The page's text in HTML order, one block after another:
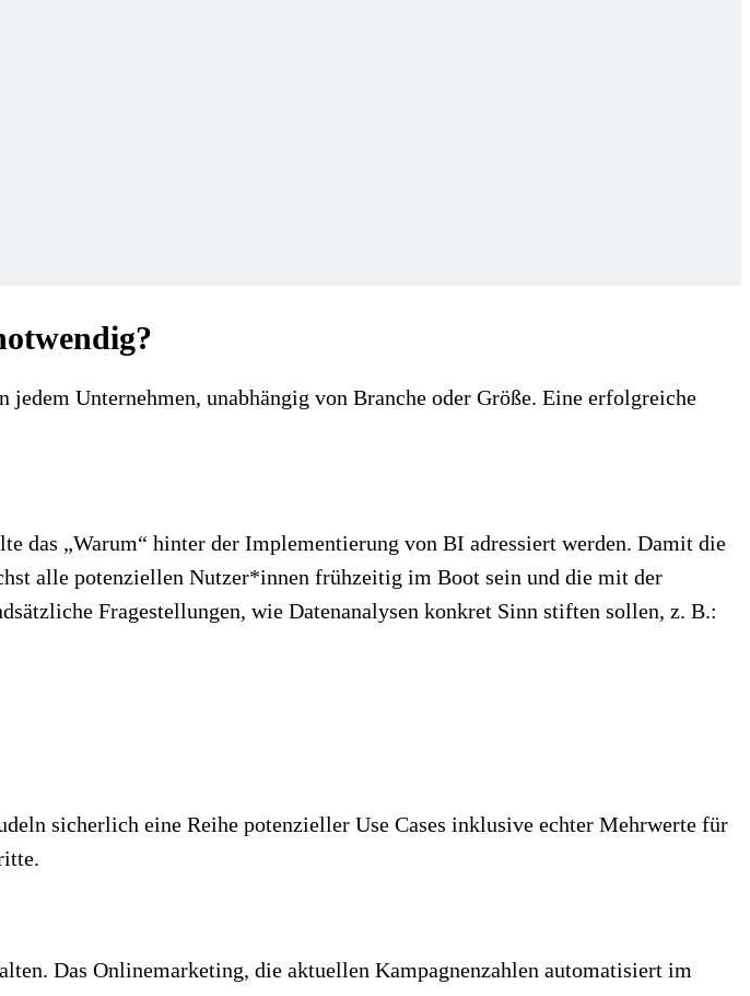
jedem Unternehmen, unabhängig von Branche oder Größe. Eine erfolgreiche
das „Warum“ hinter der Implementierung von BI adressiert werden. Damit die
alle potenziellen Nutzer*innen frühzeitig im Boot sein und die mit der
Fragestellungen, wie Datenanalysen konkret Sinn stiften sollen, z. B.:
sicherlich eine Reihe potenzieller Use Cases inklusive echter Mehrwerte für
Das Onlinemarketing, die aktuellen Kampagnenzahlen automatisiert im